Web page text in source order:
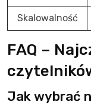
Skalowalność
FAQ –
Jak wybrać